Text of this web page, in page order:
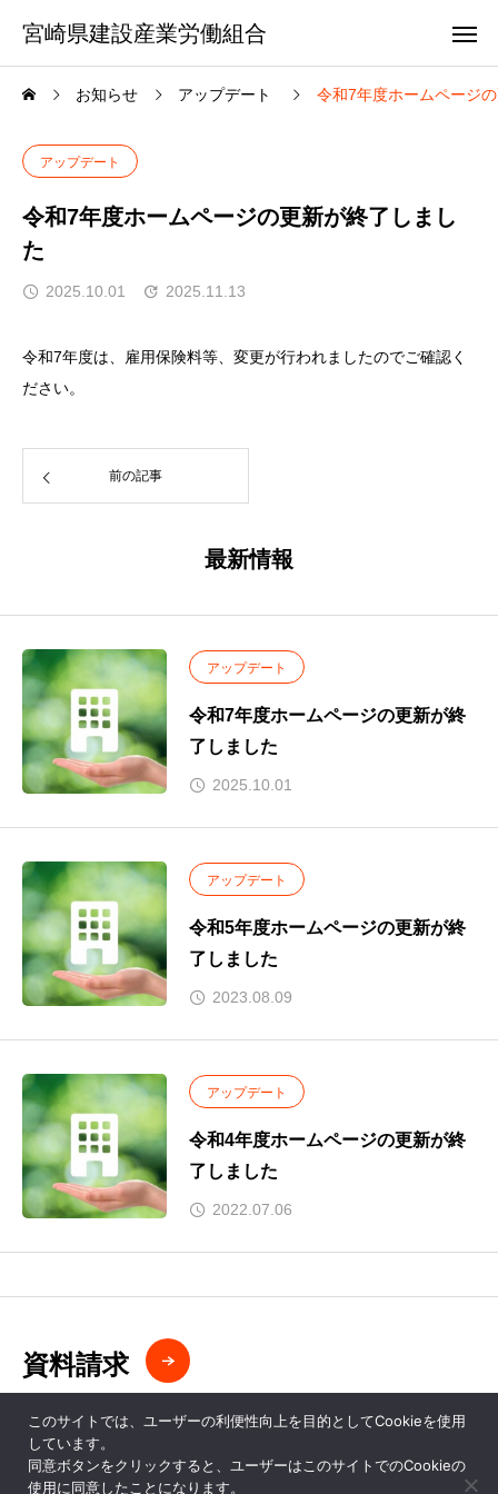
宮崎県建設産業労働組合
お知らせ アップデート 令和7年度ホームページ
アップデート
令和7年度ホームページの更新が終了しまし
た
2025.10.01 2025.11.13
令和7年度は、雇用保険料等、変更が行われましたのでご確認く
ださい。
前の記事
最新情報
アップデート
令和7年度ホームページの更新が終
了しました
2025.10.01
アップデート
令和5年度ホームページの更新が終
了しました
2023.08.09
アップデート
令和4年度ホームページの更新が終
了しました
2022.07.06
資料請求
このサイトでは、ユーザーの利便性向上を目的としてCookieを使用
しています。
同意ボタンをクリックすると、ユーザーはこのサイトでのCookieの
使用に同意したことになります。